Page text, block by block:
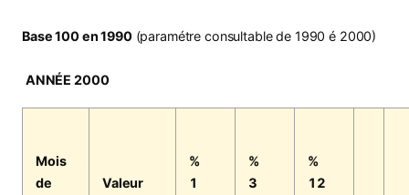
Base 100 en 1990 (paramétre consultable de 1990 é 2000)
ANNÉE 2000
Mois
de
Valeur
%
1
%
3
%
12